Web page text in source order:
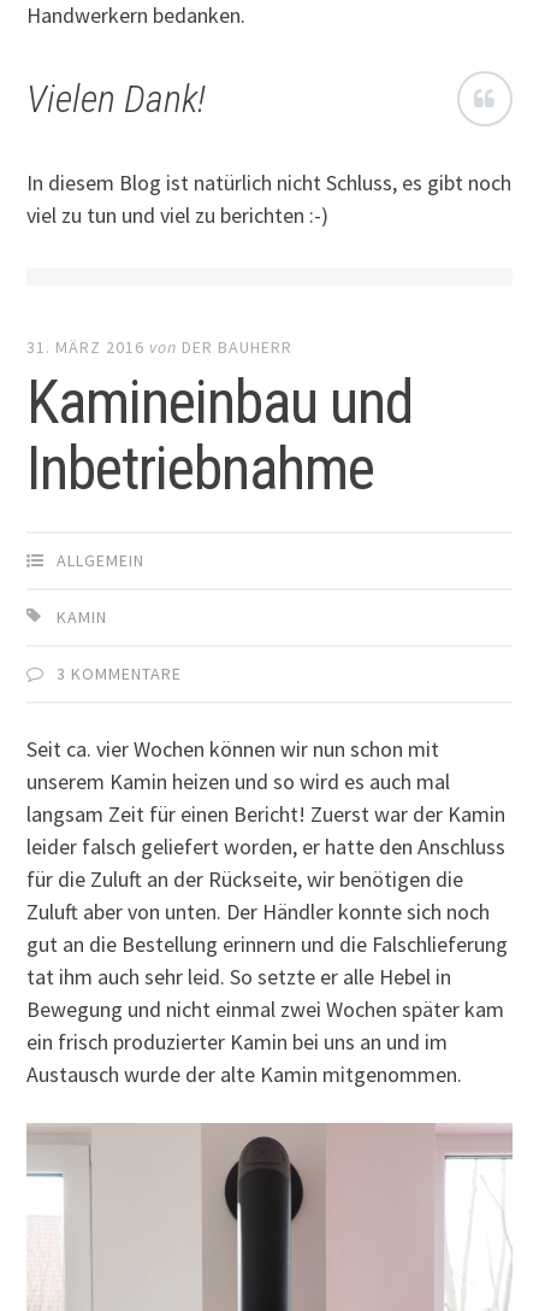
Handwerkern bedanken.
Vielen Dank!
In diesem Blog ist natürlich nicht Schluss, es gibt noch
viel zu tun und viel zu berichten :-)
31. MÄRZ 2016 von DER BAUHERR
Kamineinbau und
Inbetriebnahme
ALLGEMEIN
KAMIN
3 KOMMENTARE
Seit ca. vier Wochen können wir nun schon mit
unserem Kamin heizen und so wird es auch mal
langsam Zeit für einen Bericht! Zuerst war der Kamin
leider falsch geliefert worden, er hatte den Anschluss
für die Zuluft an der Rückseite, wir benötigen die
Zuluft aber von unten. Der Händler konnte sich noch
gut an die Bestellung erinnern und die Falschlieferung
tat ihm auch sehr leid. So setzte er alle Hebel in
Bewegung und nicht einmal zwei Wochen später kam
ein frisch produzierter Kamin bei uns an und im
Austausch wurde der alte Kamin mitgenommen.